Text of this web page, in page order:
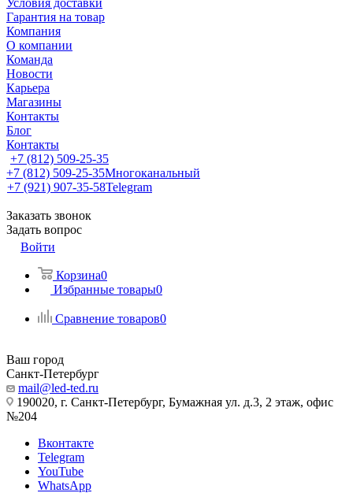
Условия доставки
Гарантия на товар
Компания
О компании
Команда
Новости
Карьера
Магазины
Контакты
Блог
Контакты
+7 (812) 509-25-35
+7 (812) 509-25-35Многоканальный
+7 (921) 907-35-58Telegram
Заказать звонок
Задать вопрос
Войти
Корзина0
Избранные товары0
Сравнение товаров0
Ваш город
Санкт-Петербург
mail@led-ted.ru
190020, г. Санкт-Петербург, Бумажная ул. д.3, 2 этаж, офис
№204
Вконтакте
Telegram
YouTube
WhatsApp